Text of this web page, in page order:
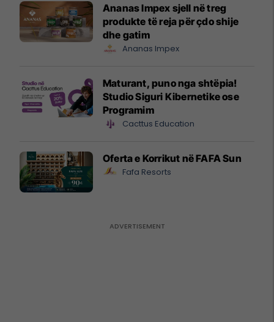
Ananas Impex sjell në treg
produkte të reja për çdo shije
dhe gatim
Ananas Impex
Maturant, puno nga shtëpia!
Studio Siguri Kibernetike ose
Programim
Cacttus Education
Oferta e Korrikut në FAFA Sun
Fafa Resorts